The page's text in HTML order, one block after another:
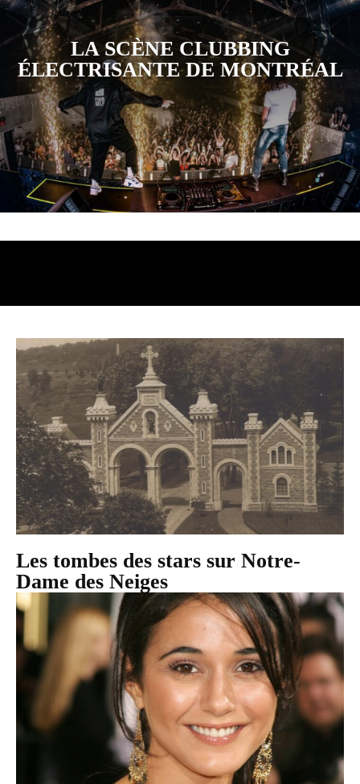
LA SCÈNE CLUBBING
ÉLECTRISANTE DE MONTRÉAL
Les tombes des stars sur Notre-
Dame des Neiges